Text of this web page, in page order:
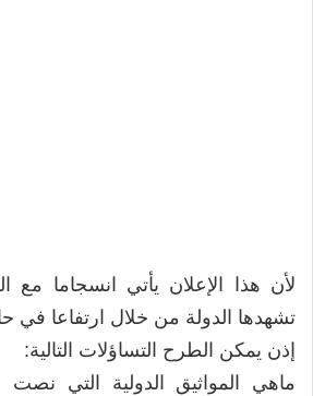
لأن هذا الإعلان يأتي انسجاما مع
تشهدها الدولة من خلال ارتفاعا في
إذن يمكن الطرح التساؤلات التالية:
ماهي المواثيق الدولية التي